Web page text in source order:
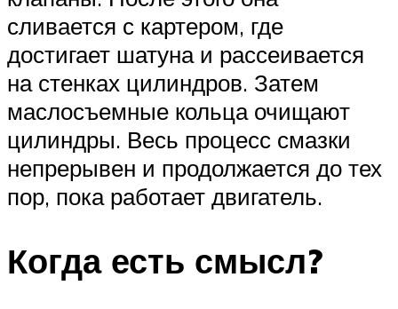
сливается с картером, где
достигает шатуна и рассеивается
на стенках цилиндров. Затем
маслосъемные кольца очищают
цилиндры. Весь процесс смазки
непрерывен и продолжается до тех
пор, пока работает двигатель.
Когда есть смысл?